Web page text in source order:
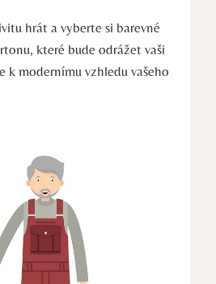
hrát a vyberte si barevné
které bude odrážet vaši
k modernímu vzhledu vašeho